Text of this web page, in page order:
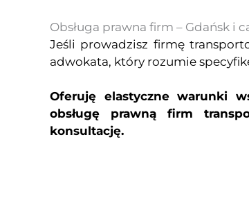
Obsługa prawna firm – Gdańsk i
Jeśli prowadzisz firmę
adwokata, który rozumie
Oferuję elastyczne warunki
obsługę prawną firm
konsultację.